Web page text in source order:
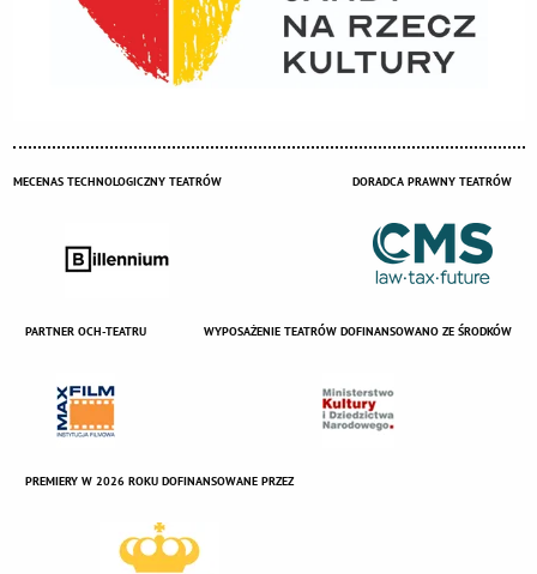
MECENAS TECHNOLOGICZNY TEATRÓW DORADCA PRAWNY TEATRÓW
PARTNER OCH-TEATRU WYPOSAŻENIE TEATRÓW DOFINANSOWANO ZE ŚRODKÓW
PREMIERY W 2026 ROKU DOFINANSOWANE PRZEZ